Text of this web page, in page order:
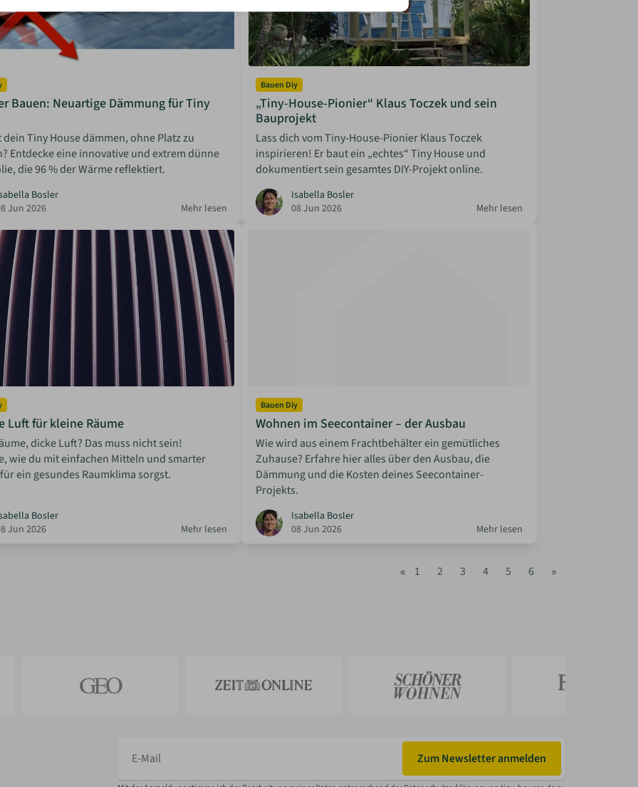
Bauen: Neuartige Dämmung für Tiny
Tiny House dämmen, ohne Platz zu
Entdecke eine innovative und extrem dünne
die 96 % der Wärme reflektiert.
Bosler
Jun 2026
Mehr lesen
Bauen Diy
„Tiny-House-Pionier“ Klaus Toczek und sein
Bauprojekt
Lass dich vom Tiny-House-Pionier Klaus Toczek
inspirieren! Er baut ein „echtes“ Tiny House und
dokumentiert sein gesamtes DIY-Projekt online.
Isabella Bosler
08 Jun 2026
Mehr lesen
Luft für kleine Räume
dicke Luft? Das muss nicht sein!
wie du mit einfachen Mitteln und smarter
ein gesundes Raumklima sorgst.
Bosler
Jun 2026
Mehr lesen
Bauen Diy
Wohnen im Seecontainer – der Ausbau
Wie wird aus einem Frachtbehälter ein gemütliches
Zuhause? Erfahre hier alles über den Ausbau, die
Dämmung und die Kosten deines Seecontainer-
Projekts.
Isabella Bosler
08 Jun 2026
Mehr lesen
« 1 2 3 4 5 6 »
Mail
Zum Newsletter anmelden